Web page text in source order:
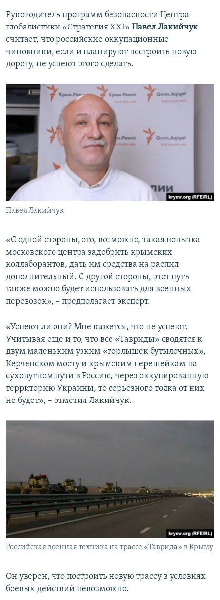
Руководитель программ безопасности Центра
глобалистики «Стратегия ХХІ» Павел Лакийчук
считает, что российские оккупационные
чиновники, если и планируют построить новую
дорогу, не успеют этого сделать.
Павел Лакийчук
«С одной стороны, это, возможно, такая попытка
московского центра задобрить крымских
коллаборантов, дать им средства на распил
дополнительный. С другой стороны, этот путь
также можно будет использовать для военных
перевозок», – предполагает эксперт.
«Успеют ли они? Мне кажется, что не успеют.
Учитывая еще и то, что все «Тавриды» сводятся к
двум маленьким узким «горлышек бутылочных»,
Керченском мосту и крымским перешейкам на
сухопутном пути в Россию, через оккупированную
территорию Украины, то серьезного толка от них
не будет», – отметил Лакийчук.
Российская военная техника на трассе «Таврида» в Крыму
Он уверен, что построить новую трассу в условиях
боевых действий невозможно.